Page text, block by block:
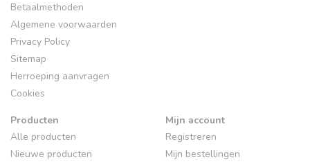
Betaalmethoden
Algemene voorwaarden
Privacy Policy
Sitemap
Herroeping aanvragen
Cookies
Producten
Alle producten
Nieuwe producten
Mijn account
Registreren
Mijn bestellingen